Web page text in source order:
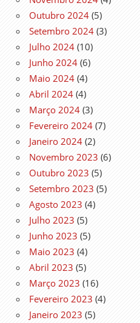
Outubro 2024 (5)
Setembro 2024 (3)
Julho 2024 (10)
Junho 2024 (6)
Maio 2024 (4)
Abril 2024 (4)
Março 2024 (3)
Fevereiro 2024 (7)
Janeiro 2024 (2)
Novembro 2023 (6)
Outubro 2023 (5)
Setembro 2023 (5)
Agosto 2023 (4)
Julho 2023 (5)
Junho 2023 (5)
Maio 2023 (4)
Abril 2023 (5)
Março 2023 (16)
Fevereiro 2023 (4)
Janeiro 2023 (5)